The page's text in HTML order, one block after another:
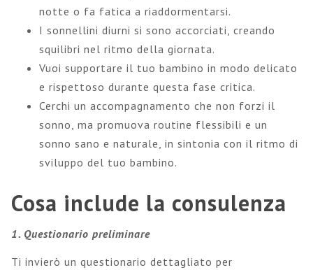
notte o fa fatica a riaddormentarsi.
I sonnellini diurni si sono accorciati, creando
squilibri nel ritmo della giornata.
Vuoi supportare il tuo bambino in modo delicato
e rispettoso durante questa fase critica.
Cerchi un accompagnamento che non forzi il
sonno, ma promuova routine flessibili e un
sonno sano e naturale, in sintonia con il ritmo di
sviluppo del tuo bambino.
Cosa include la consulenza
1. Questionario preliminare
Ti invierò un questionario dettagliato per